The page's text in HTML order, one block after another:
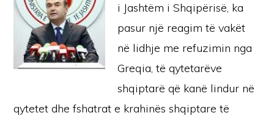
i Jashtëm i Shqipërisë, ka
pasur një reagim të vakët
në lidhje me refuzimin nga
Greqia, të qytetarëve
shqiptarë që kanë lindur në
qytetet dhe fshatrat e krahinës shqiptare të